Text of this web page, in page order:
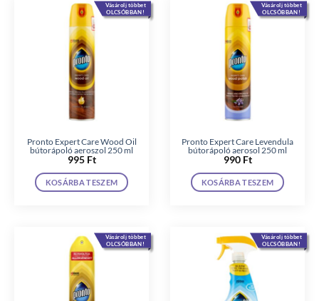
Vásárolj többet
OLCSÓBBAN!
Pronto Expert Care Wood Oil
bútorápoló aeroszol 250 ml
995 Ft
KOSÁRBA TESZEM
Vásárolj többet
OLCSÓBBAN!
Pronto Expert Care Levendula
bútorápoló aerosol 250 ml
990 Ft
KOSÁRBA TESZEM
Vásárolj többet
OLCSÓBBAN!
Vásárolj többet
OLCSÓBBAN!